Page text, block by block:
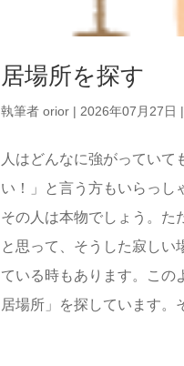
居場所を探す
執筆者orior | 2026年07月27日 |
人はどんなに強がってい
い！」と言う方もいらっし
その人は本物でしょう。た
と思って、そうした寂しい
ている時もあります。この
居場所」を探しています。